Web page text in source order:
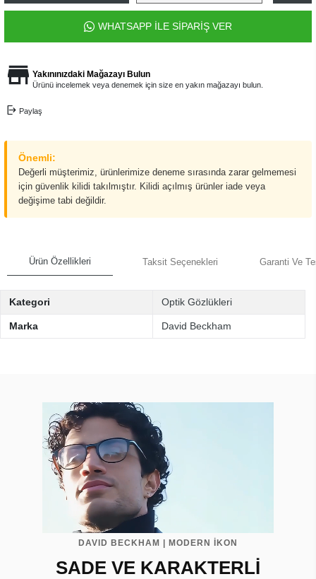
WHATSAPP İLE SİPARİŞ VER
Yakınınızdaki Mağazayı Bulun
Ürünü incelemek veya denemek için size en yakın mağazayı bulun.
Paylaş
Önemli:
Değerli müşterimiz, ürünlerimize deneme sırasında zarar gelmemesi
için güvenlik kilidi takılmıştır. Kilidi açılmış ürünler iade veya
değişime tabi değildir.
Ürün Özellikleri Taksit Seçenekleri Garanti Ve
Kategori Optik Gözlükleri
Marka David Beckham
DAVID BECKHAM | MODERN İKON
SADE VE KARAKTERLİ